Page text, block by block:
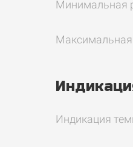
Минимальная
Максимальная
Индикация